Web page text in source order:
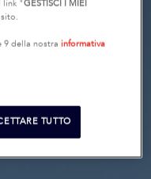
link "GESTISCI I MIEI
9 della nostra informativa
TUTTO